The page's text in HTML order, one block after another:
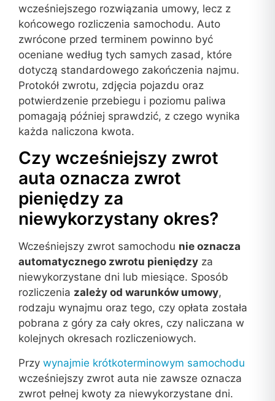
wcześniejszego rozwiązania umowy, lecz z
końcowego rozliczenia samochodu. Auto
zwrócone przed terminem powinno być
oceniane według tych samych zasad, które
dotyczą standardowego zakończenia najmu.
Protokół zwrotu, zdjęcia pojazdu oraz
potwierdzenie przebiegu i poziomu paliwa
pomagają później sprawdzić, z czego wynika
każda naliczona kwota.
Czy wcześniejszy zwrot
auta oznacza zwrot
pieniędzy za
niewykorzystany okres?
Wcześniejszy zwrot samochodu nie oznacza
automatycznego zwrotu pieniędzy za
niewykorzystane dni lub miesiące. Sposób
rozliczenia zależy od warunków umowy,
rodzaju wynajmu oraz tego, czy opłata została
pobrana z góry za cały okres, czy naliczana w
kolejnych okresach rozliczeniowych.
Przy wynajmie krótkoterminowym samochodu
wcześniejszy zwrot auta nie zawsze oznacza
zwrot pełnej kwoty za niewykorzystane dni.